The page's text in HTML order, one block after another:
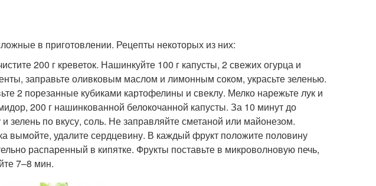
в приготовлении. Рецепты некоторых из них:
200 г креветок. Нашинкуйте 100 г капусты, 2 свежих огурца и
заправьте оливковым маслом и лимонным соком, украсьте зеленью.
2 порезанные кубиками картофелины и свеклу. Мелко нарежьте лук и
200 г нашинкованной белокочанной капусты. За 10 минут до
зелень по вкусу, соль. Не заправляйте сметаной или майонезом.
вымойте, удалите сердцевину. В каждый фрукт положите половину
распаренный в кипятке. Фрукты поставьте в микроволновую печь,
7–8 мин.